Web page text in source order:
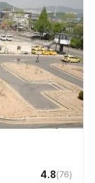
4.8(76)